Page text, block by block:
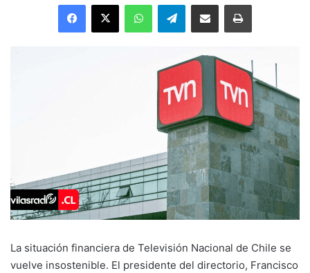
Facebook
X WhatsAppTelegramEnviar vía email Imprimir
La situación financiera de Televisión Nacional de Chile se
vuelve insostenible. El presidente del directorio, Francisco